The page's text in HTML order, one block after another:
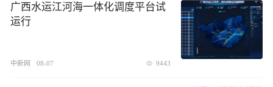
广西水运江河海一体化调度平台试
运行
中新网 08-07 9443